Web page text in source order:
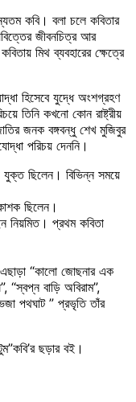
কবি। বলা চলে কবিতার
জীবনচিত্র আর
মিথ ব্যবহারের ক্ষেত্রে
হিসেবে যুদ্ধে অংশগ্রহণ
তিনি কখনো কোন রাষ্ট্রীয়
জনক বঙ্গবন্ধু শেখ মুজিবুর
পরিচয় দেননি।
যুক্ত ছিলেন। বিভিন্ন সময়ে
ছিলেন।
নিয়মিত। প্রথম কবিতা
“কালো জোছনার এক
“স্বপ্ন বাড়ি অবিরাম”,
পথঘাট ” প্রভৃতি তাঁর
ছড়ার বই।